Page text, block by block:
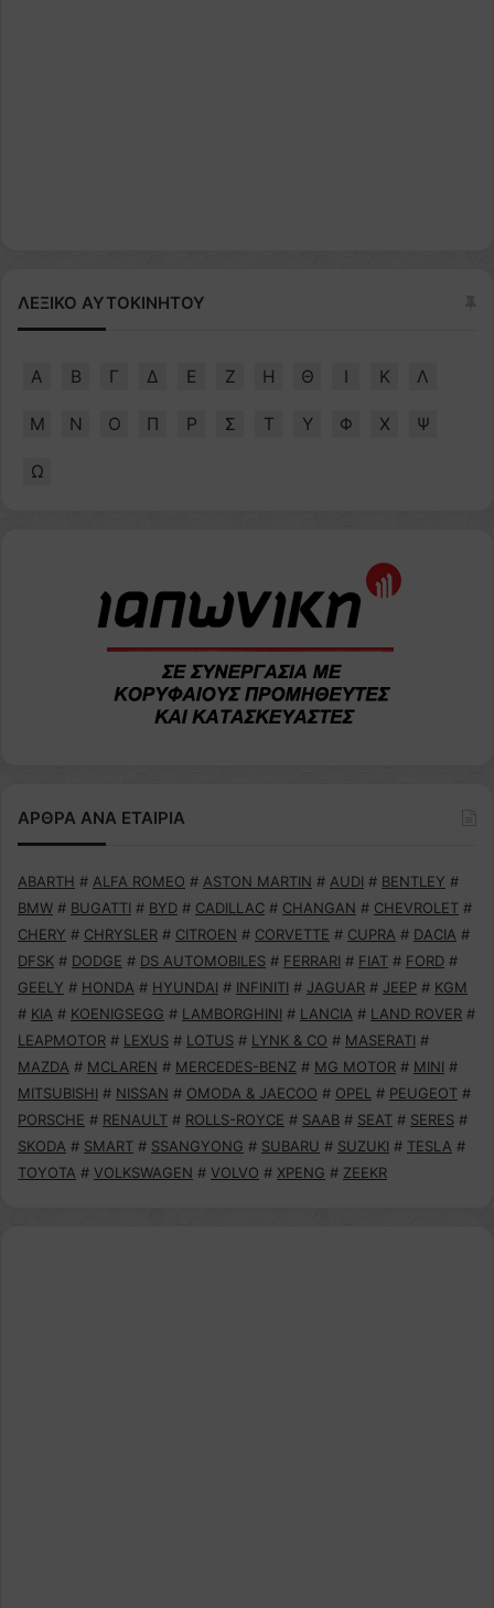
ΛΕΞΙΚΟ ΑΥΤΟΚΙΝΗΤΟΥ
Α Β Γ Δ Ε Ζ Η Θ Ι Κ Λ
Μ Ν Ο Π Ρ Σ Τ Υ Φ Χ Ψ
Ω
ΑΡΘΡΑ ΑΝΑ ΕΤΑΙΡΙΑ
ABARTH # ALFA ROMEO # ASTON MARTIN # AUDI # BENTLEY #
BMW # BUGATTI # BYD # CADILLAC # CHANGAN # CHEVROLET #
CHERY # CHRYSLER # CITROEN # CORVETTE # CUPRA # DACIA #
DFSK # DODGE # DS AUTOMOBILES # FERRARI # FIAT # FORD #
GEELY # HONDA # HYUNDAI # INFINITI # JAGUAR # JEEP # KGM
# KIA # KOENIGSEGG # LAMBORGHINI # LANCIA # LAND ROVER #
LEAPMOTOR # LEXUS # LOTUS # LYNK & CO # MASERATI #
MAZDA # MCLAREN # MERCEDES-BENZ # MG MOTOR # MINI #
MITSUBISHI # NISSAN # OMODA & JAECOO # OPEL # PEUGEOT #
PORSCHE # RENAULT # ROLLS-ROYCE # SAAB # SEAT # SERES #
SKODA # SMART # SSANGYONG # SUBARU # SUZUKI # TESLA #
TOYOTA # VOLKSWAGEN # VOLVO # XPENG # ZEEKR